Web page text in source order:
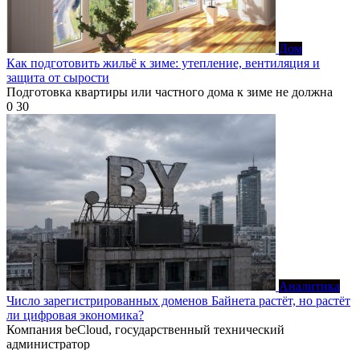
Дом
Как подготовить жильё к зиме: утепление, вентиляция и
защита от сырости
Подготовка квартиры или частного дома к зиме не должна
0 30
Аналитика
Число зарегистрированных доменов Байнета растёт, но растёт
ли цифровая экономика?
Компания beCloud, государственный технический
администратор